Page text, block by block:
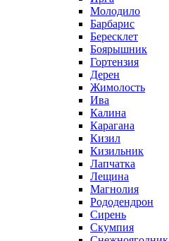
Молодило
Барбарис
Бересклет
Боярышник
Гортензия
Дерен
Жимолость
Ива
Калина
Карагана
Кизил
Кизильник
Лапчатка
Лещина
Магнолия
Рододендрон
Сирень
Скумпия